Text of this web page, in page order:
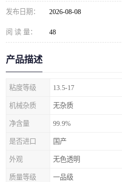
发布日期： 2026-08-08
阅 读 量： 48
产品描述
粘度等级 13.5-17
机械杂质 无杂质
净含量 99.9%
是否进口 国产
外观 无色透明
质量等级 一品级